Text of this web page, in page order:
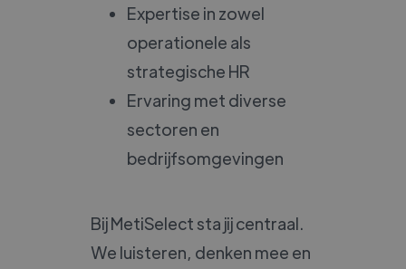
Expertise in zowel
operationele als
strategische HR
Ervaring met diverse
sectoren en
bedrijfsomgevingen
Bij MetiSelect sta jij centraal.
We luisteren, denken mee en